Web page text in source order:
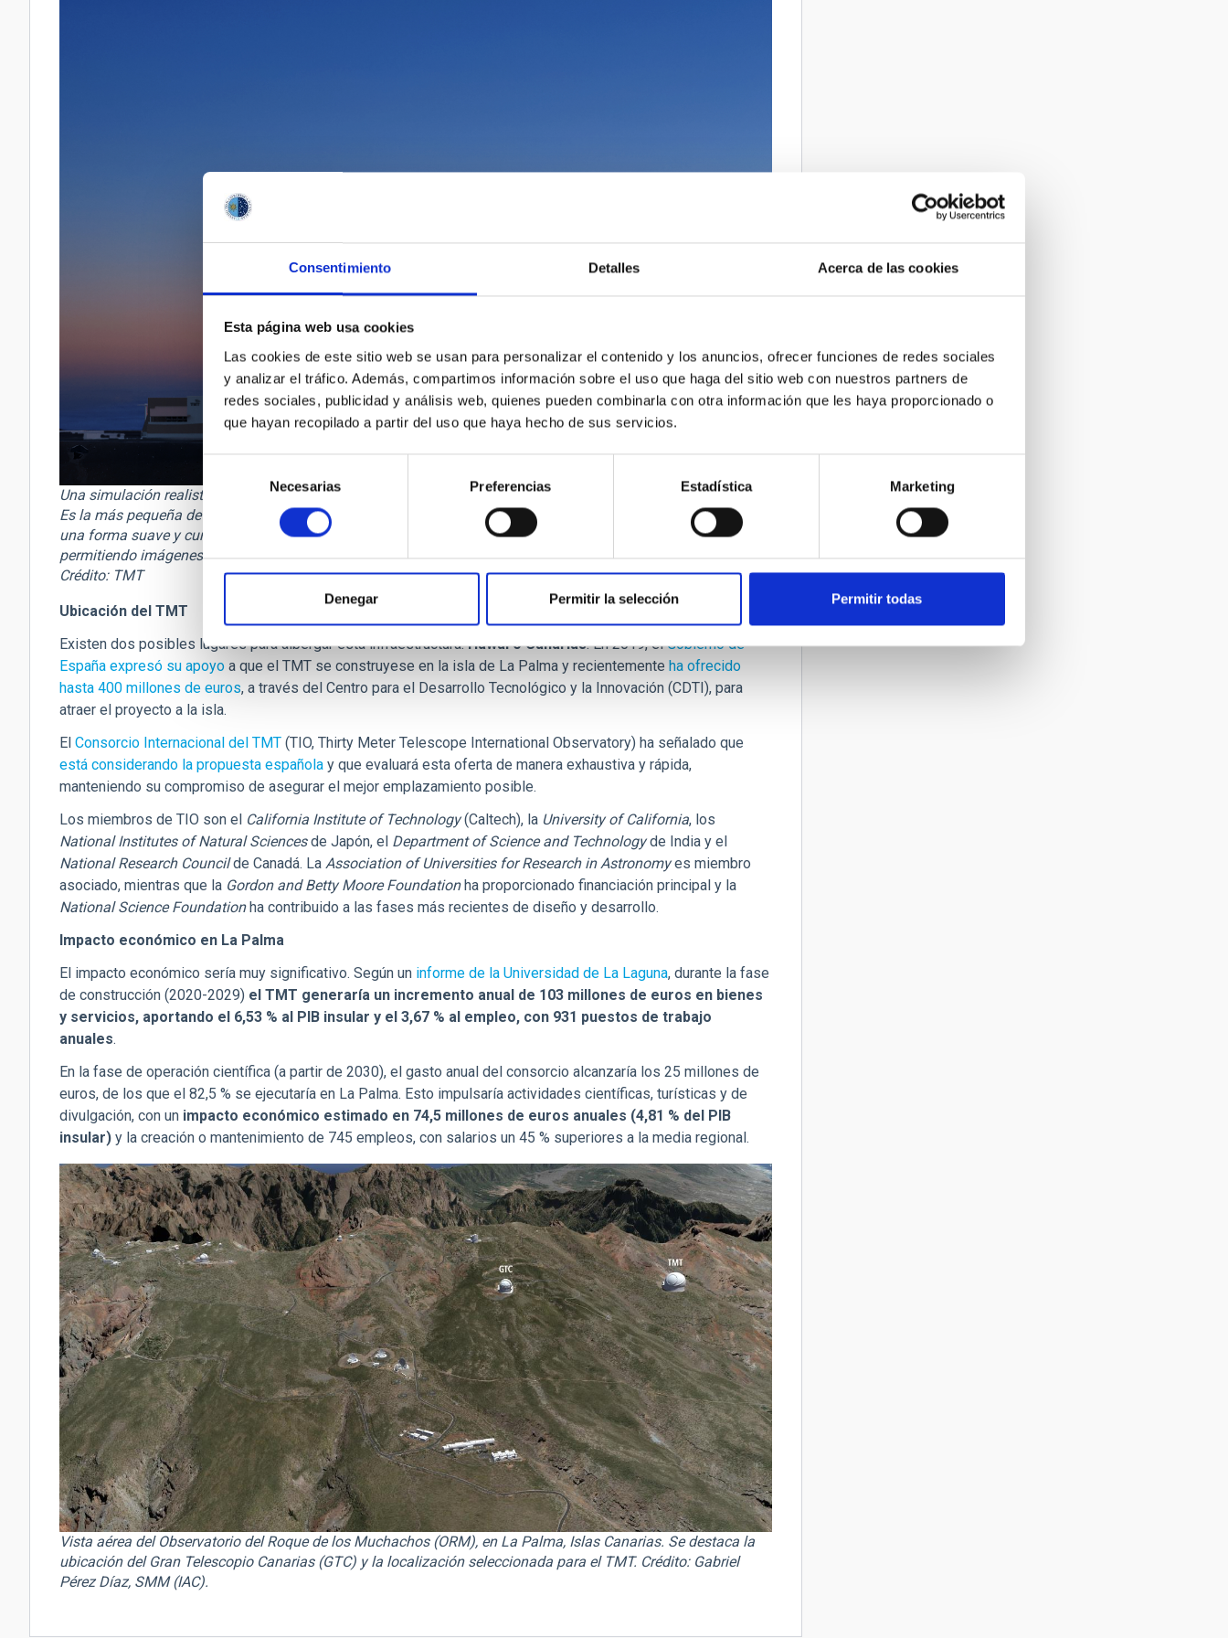
Consentimiento Detalles Acerca de las cookies
Esta página web usa cookies
Las cookies de este sitio web se usan para personalizar el contenido y los anuncios, ofrecer funciones de redes sociales
y analizar el tráfico. Además, compartimos información sobre el uso que haga del sitio web con nuestros partners de
redes sociales, publicidad y análisis web, quienes pueden combinarla con otra información que les haya proporcionado o
que hayan recopilado a partir del uso que haya hecho de sus servicios.
de
consentimiento
Necesarias Preferencias Estadística Marketing
Denegar Permitir la selección Permitir todas
Una simulación realista de la cúpula de TMT en el crepúsculo. La cúpula de TMT es increíblemente eficiente.
Es la más pequeña de las cúpulas de la nueva generación de T
elescopios Extremadamente Grandes (ELT), Con
una forma suave y curvada, la cúpula de calota del TMT reduce el ruido del viento que sacude el telescopio,
permitiendo imágenes nítidas. La forma y el color elegidos ayudan a que se integre mejor en el entorno.
Crédito: TMT
Ubicación del TMT
Existen dos posibles lugares para albergar esta infraestructura:Hawái o Canarias. En 2019, elGobierno de
España expresó su apoyo a que el TMT se construyese en la isla de La Palma y recientemente ha ofrecido
hasta 400 millones de euros, a través del Centro para el Desarrollo Tecnológico y la Innovación (CDTI), para
atraer el proyecto a la isla.
El Consorcio Internacional del TMT (TIO, Thirty Meter Telescope International Observatory) ha señalado que
está considerando la propuesta española y que evaluará esta oferta de manera exhaustiva y rápida,
manteniendo su compromiso de asegurar el mejor emplazamiento posible.
Los miembros de TIO son el California Institute of Technology(Caltech), la University of California, los
National Institutes of Natural Sciencesde Japón, el Department of Science and Technologyde India y el
National Research Councilde Canadá. La Association of Universities for Research in Astronomyes miembro
asociado, mientras que la Gordon and Betty Moore Foundationha proporcionado financiación principal y la
National Science Foundationha contribuido a las fases más recientes de diseño y desarrollo.
Impacto económico en La Palma
El impacto económico sería muy significativo. Según un informe de la Universidad de La Laguna, durante la fase
de construcción (2020-2029) el TMT generaría un incremento anual de 103 millones de euros en bienes
y servicios, aportando el 6,53 % al PIB insular y el 3,67 % al empleo, con 931 puestos de trabajo
anuales.
En la fase de operación científica (a partir de 2030), el gasto anual del consorcio alcanzaría los 25 millones de
euros, de los que el 82,5 % se ejecutaría en La Palma. Esto impulsaría actividades científicas, turísticas y de
divulgación, con un impacto económico estimado en 74,5 millones de euros anuales (4,81 % del PIB
insular) y la creación o mantenimiento de 745 empleos, con salarios un 45 % superiores a la media regional.
Vista aérea del Observatorio del Roque de los Muchachos (ORM), en La Palma, Islas Canarias. Se destaca la
ubicación del Gran Telescopio Canarias (GTC) y la localización seleccionada para el TMT. Crédito: Gabriel
Pérez Díaz, SMM (IAC).